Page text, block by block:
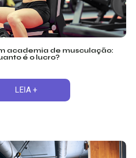
academia de musculação:
é o lucro?
LEIA +